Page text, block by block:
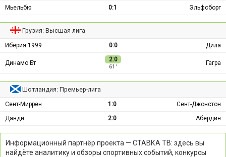
Мьельбю
0:1 Эльфсборг
Грузия: Высшая лига
Иберия 1999 0:0 Дила
Динамо Бт 2:0
61 ′
Гагра
Шотландия: Премьер-лига
Сент-Миррен 1:0
Сент-Джонстон
Данди
2:0 Абердин
Информационный партнёр проекта — СТАВКА ТВ: здесь вы
найдёте аналитику и обзоры спортивных событий, конкурсы